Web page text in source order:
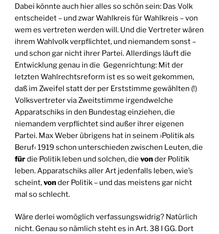
Dabei könnte auch hier alles so schön sein: Das Volk
entscheidet – und zwar Wahlkreis für Wahlkreis – von
wem es vertreten werden will. Und die Vertreter wären
ihrem Wahlvolk verpflichtet, und niemandem sonst –
und schon gar nicht ihrer Partei. Allerdings läuft die
Entwicklung genau in die Gegenrichtung: Mit der
letzten Wahlrechtsreform ist es so weit gekommen,
daß im Zweifel statt der per Erststimme gewählten (!)
Volksvertreter via Zweitstimme irgendwelche
Apparatschiks in den Bundestag einziehen, die
niemandem verpflichtet sind außer ihrer eigenen
Partei. Max Weber übrigens hat in seinem ›Politik als
Beruf‹ 1919 schon unterschieden zwischen Leuten, die
fürdie Politik leben und solchen, die vonder Politik
leben. Apparatschiks aller Art jedenfalls leben, wie’s
scheint,vonder Politik – und das meistens gar nicht
mal so schlecht.
Wäre derlei womöglich verfassungswidrig? Natürlich
nicht. Genau so nämlich steht es in Art. 38 I GG. Dort